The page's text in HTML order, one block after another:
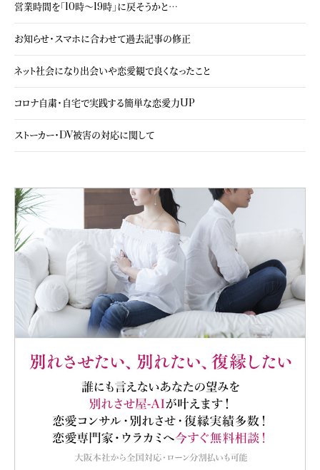
営業時間を「10時～19時」に戻そうかと…
お知らせ・スマホに合わせて過去記事の修正
ネット社会になり出会いや恋愛観で良くなったこと
コロナ自粛・自宅で実践する簡単な恋愛力UP
ストーカー・DV被害の対応に関して